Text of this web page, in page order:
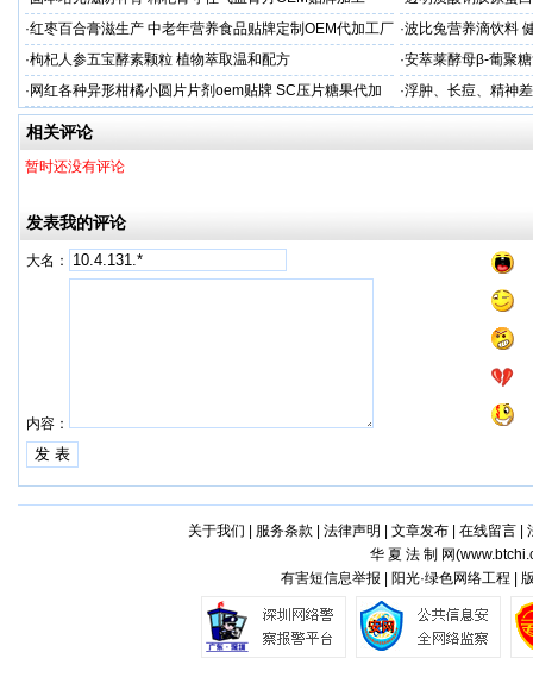
代加工
·红枣百合膏滋生产 中老年营养食品贴牌定制OEM代加工厂
家
·波比兔营养滴饮料
·枸杞人参五宝酵素颗粒 植物萃取温和配方 ·安萃莱酵母β-葡聚
· 网红各种异形柑橘小圆片片剂oem贴牌 SC压片糖果代加
工厂
·浮肿、长痘、精神
加工
相关评论
暂时还没有评论
发表我的评论
大名：
内容：
关于我们 服务条款 法律声明 文章发布| 在线留言|
华 夏 法 制 网(
有害短信息举报 | 阳光·绿色网络工程 |